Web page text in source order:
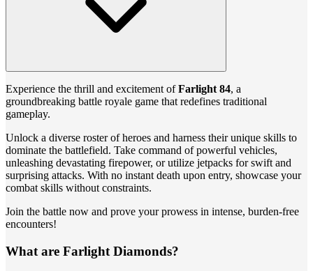
Experience the thrill and excitement ofFarlight 84, a
groundbreaking battle royale game that redefines traditional
gameplay.
Unlock a diverse roster of heroes and harness their unique skills to
dominate the battlefield. Take command of powerful vehicles,
unleashing devastating firepower, or utilize jetpacks for swift and
surprising attacks. With no instant death upon entry, showcase your
combat skills without constraints.
Join the battle now and prove your prowess in intense, burden-free
encounters!
What are Farlight Diamonds?